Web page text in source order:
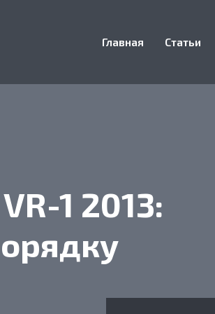
Главная Статьи
1 2013: